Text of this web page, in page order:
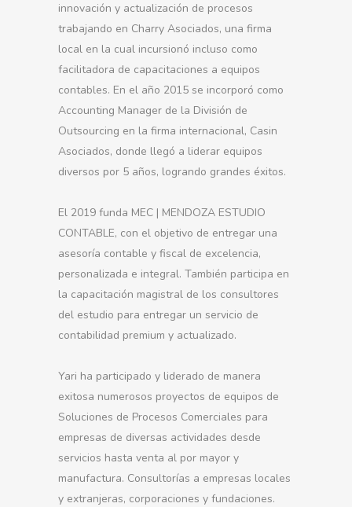
innovación y actualización de procesos
trabajando en Charry Asociados, una firma
local en la cual incursionó incluso como
facilitadora de capacitaciones a equipos
contables. En el año 2015 se incorporó como
Accounting Manager de la División de
Outsourcing en la firma internacional, Casin
Asociados, donde llegó a liderar equipos
diversos por 5 años, logrando grandes éxitos.
El 2019 funda MEC | MENDOZA ESTUDIO
CONTABLE, con el objetivo de entregar una
asesoría contable y fiscal de excelencia,
personalizada e integral. También participa en
la capacitación magistral de los consultores
del estudio para entregar un servicio de
contabilidad premium y actualizado.
Yari ha participado y liderado de manera
exitosa numerosos proyectos de equipos de
Soluciones de Procesos Comerciales para
empresas de diversas actividades desde
servicios hasta venta al por mayor y
manufactura. Consultorías a empresas locales
y extranjeras, corporaciones y fundaciones.